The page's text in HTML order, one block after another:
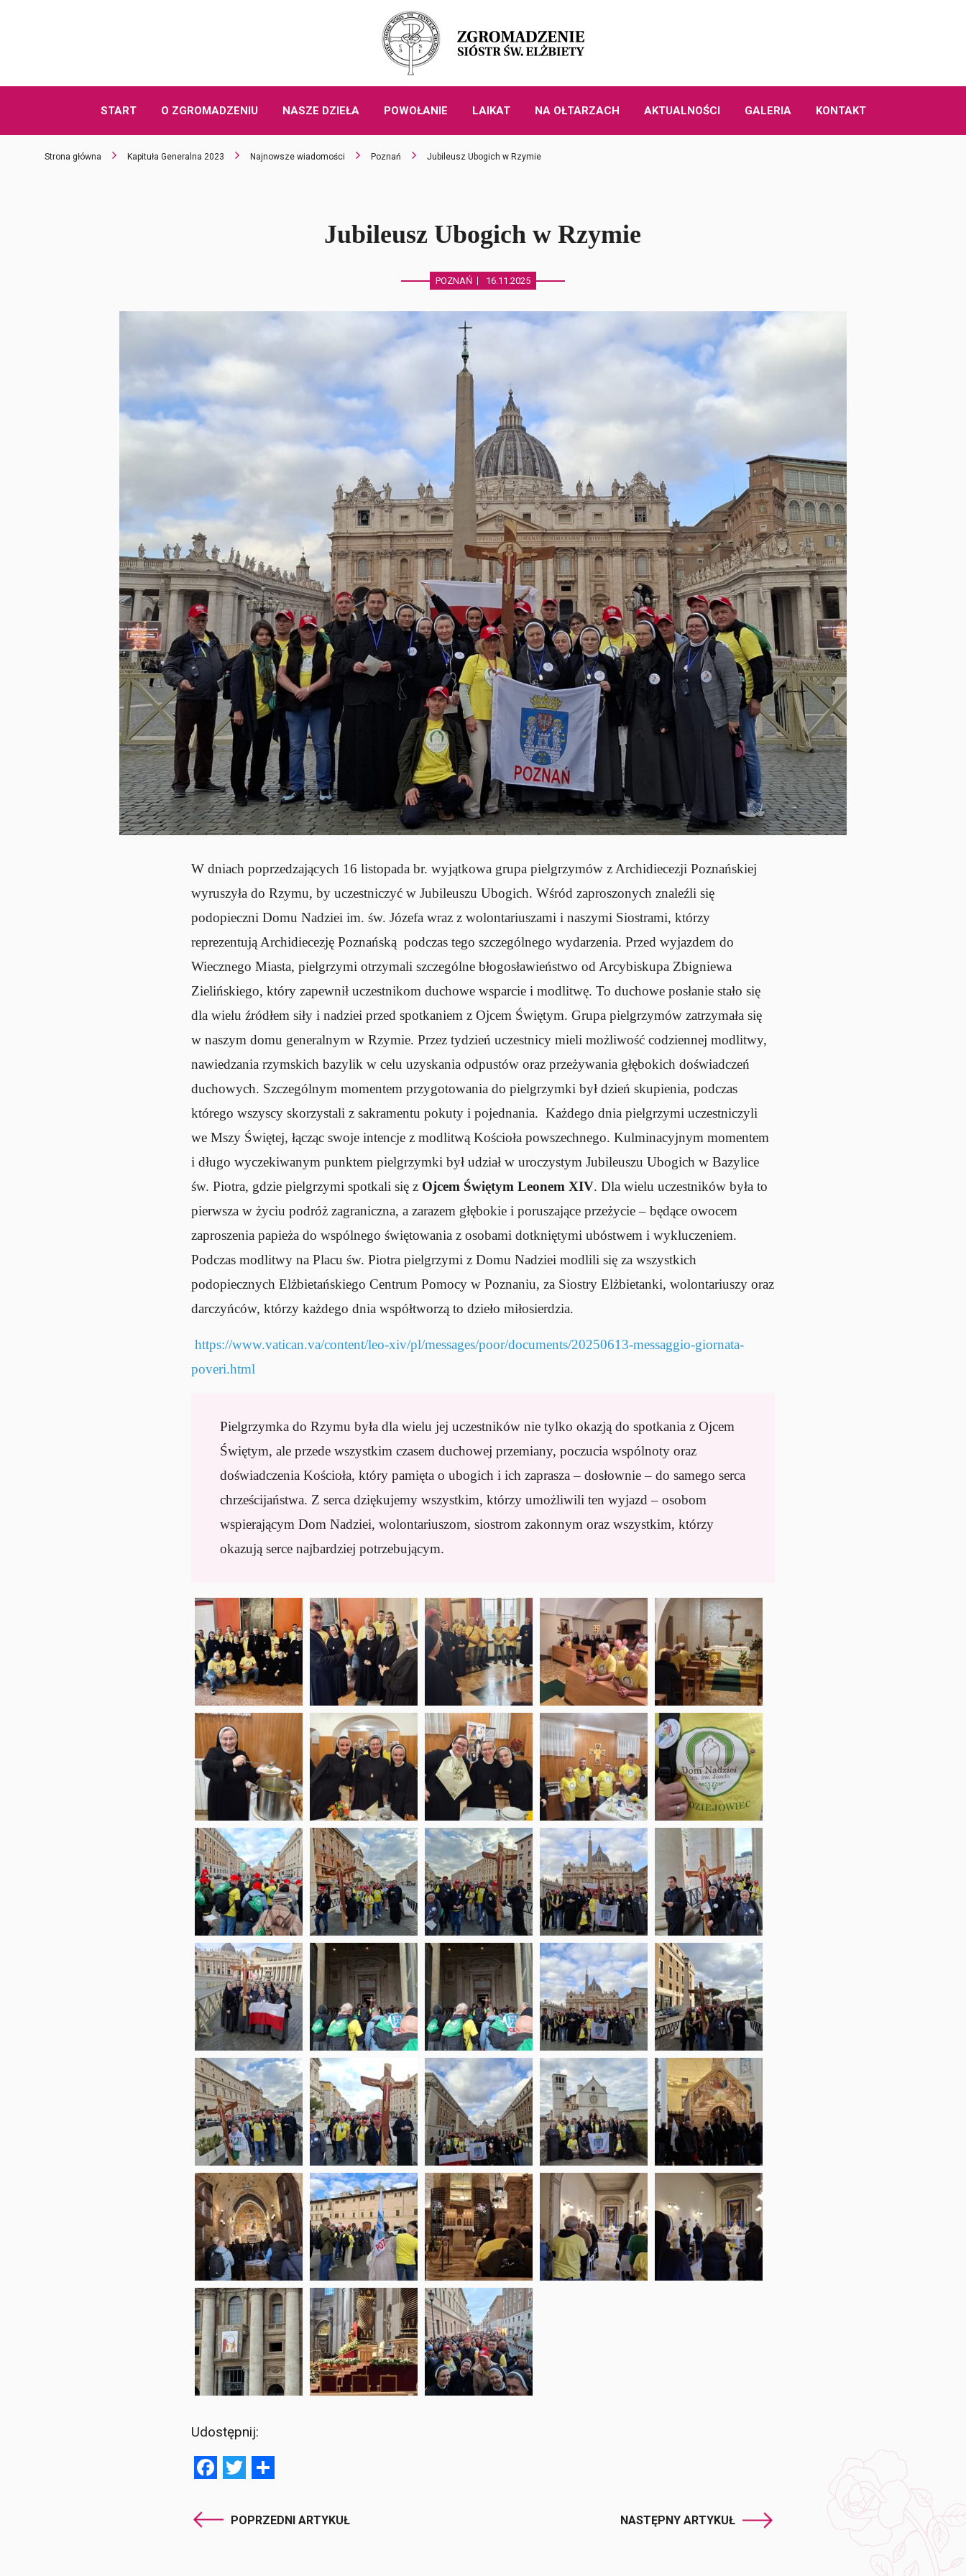
START O ZGROMADZENIU NASZE DZIEŁA POWOŁANIE LAIKAT NA OŁTARZACH AKTUALNOŚCI GALERIA KONTAKT
Strona główna Kapituła Generalna 2023 Najnowsze wiadomości Poznań Jubileusz Ubogich w Rzymie
Jubileusz Ubogich w Rzymie
POZNAŃ 16.11.2025
W dniach poprzedzających 16 listopada br. wyjątkowa grupa pielgrzymów z Archidiecezji Poznańskiej
wyruszyła do Rzymu, by uczestniczyć w Jubileuszu Ubogich. Wśród zaproszonych znaleźli się
podopieczni Domu Nadziei im. św. Józefa wraz z wolontariuszami i naszymi Siostrami, którzy
reprezentują Archidiecezję Poznańską podczas tego szczególnego wydarzenia. Przed wyjazdem do
Wiecznego Miasta, pielgrzymi otrzymali szczególne błogosławieństwo od Arcybiskupa Zbigniewa
Zielińskiego, który zapewnił uczestnikom duchowe wsparcie i modlitwę. To duchowe posłanie stało się
dla wielu źródłem siły i nadziei przed spotkaniem z Ojcem Świętym. Grupa pielgrzymów zatrzymała się
w naszym domu generalnym w Rzymie. Przez tydzień uczestnicy mieli możliwość codziennej modlitwy,
nawiedzania rzymskich bazylik w celu uzyskania odpustów oraz przeżywania głębokich doświadczeń
duchowych. Szczególnym momentem przygotowania do pielgrzymki był dzień skupienia, podczas
którego wszyscy skorzystali z sakramentu pokuty i pojednania. Każdego dnia pielgrzymi uczestniczyli
we Mszy Świętej, łącząc swoje intencje z modlitwą Kościoła powszechnego. Kulminacyjnym momentem
i długo wyczekiwanym punktem pielgrzymki był udział w uroczystym Jubileuszu Ubogich w Bazylice
św. Piotra, gdzie pielgrzymi spotkali się z Ojcem Świętym Leonem XIV. Dla wielu uczestników była to
pierwsza w życiu podróż zagraniczna, a zarazem głębokie i poruszające przeżycie – będące owocem
zaproszenia papieża do wspólnego świętowania z osobami dotkniętymi ubóstwem i wykluczeniem.
Podczas modlitwy na Placu św. Piotra pielgrzymi z Domu Nadziei modlili się za wszystkich
podopiecznych Elżbietańskiego Centrum Pomocy w Poznaniu, za Siostry Elżbietanki, wolontariuszy oraz
darczyńców, którzy każdego dnia współtworzą to dzieło miłosierdzia.
https://www.vatican.va/content/leo-xiv/pl/messages/poor/documents/20250613-messaggio-giornata-
poveri.html
Pielgrzymka do Rzymu była dla wielu jej uczestników nie tylko okazją do spotkania z Ojcem
Świętym, ale przede wszystkim czasem duchowej przemiany, poczucia wspólnoty oraz
doświadczenia Kościoła, który pamięta o ubogich i ich zaprasza – dosłownie – do samego serca
chrześcijaństwa. Z serca dziękujemy wszystkim, którzy umożliwili ten wyjazd – osobom
wspierającym Dom Nadziei, wolontariuszom, siostrom zakonnym oraz wszystkim, którzy
okazują serce najbardziej potrzebującym.
Udostępnij:
Facebook
Twitter
POPRZEDNI ARTYKUŁ NASTĘPNY ARTYKUŁ